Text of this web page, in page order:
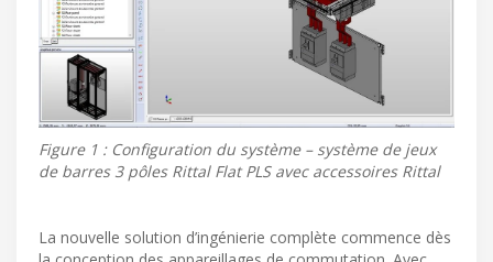
Figure 1 : Configuration du système – système de jeux
de barres 3 pôles Rittal Flat PLS avec accessoires Rittal
La nouvelle solution d’ingénierie complète commence dès